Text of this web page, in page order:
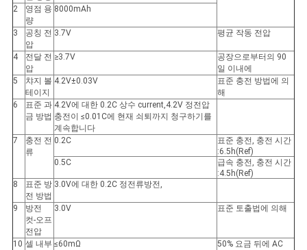
스
조
회
를
요
청
하
다
2
영점 용
량
8000mAh
3
공칭 전
압
3.7V 평균 작동 전압
4
전달 전
압
≥3.7V
공장으로부터의 90
일 이내에
5
챠지 볼
테이지
4.2V±0.03V
표준 충전 방법에 의
해
6
표준 과
금 방법
4.2V에 대한 0.2C 상수 current,4.2V 정전압
충전이 ≤0.01C에 현재 쇠퇴까지 청구하기를
계속합니다
7
충전 전
류
0.2C
표준 충전, 충전 시간
:6.5h(Ref)
0.5C
급속 충전, 충전 시간
:4.5h(Ref)
8
표준 방
전 방법
3.0V에 대한 0.2C 정전류방전,
9
방전
컷-오프
전압
3.0V 표준 토출법에 의해
10 셀 내부 ≤60mΩ
50% 요금 뒤에 AC